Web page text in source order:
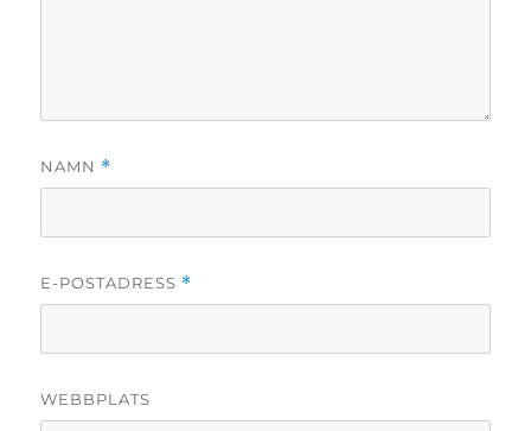
NAMN *
E-POSTADRESS *
WEBBPLATS